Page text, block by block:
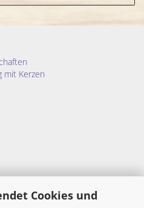
Cookies und
mit Kerzen